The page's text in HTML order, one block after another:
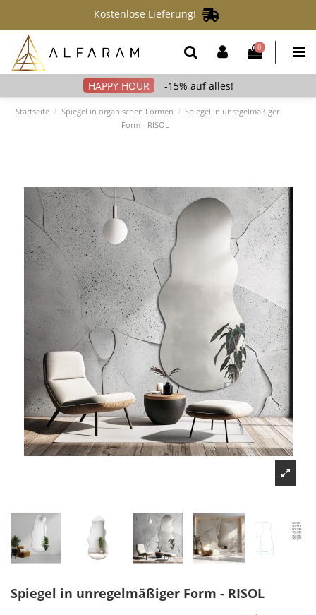
Kostenlose Lieferung!
0
-15% auf alles!
Startseite Spiegel in organischen Formen
Spiegel in unregelmäßiger
Form - RISOL
Spiegel in unregelmäßiger Form - RISOL